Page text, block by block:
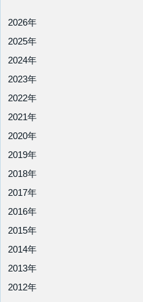
2026年
2025年
2024年
2023年
2022年
2021年
2020年
2019年
2018年
2017年
2016年
2015年
2014年
2013年
2012年